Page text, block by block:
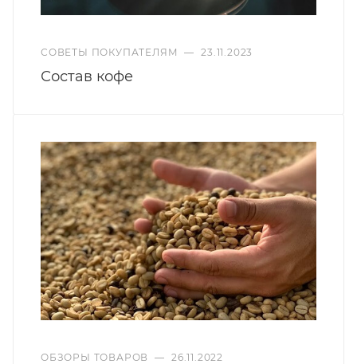
СОВЕТЫ ПОКУПАТЕЛЯМ — 23.11.2023
Состав кофе
ОБЗОРЫ ТОВАРОВ — 26.11.2022